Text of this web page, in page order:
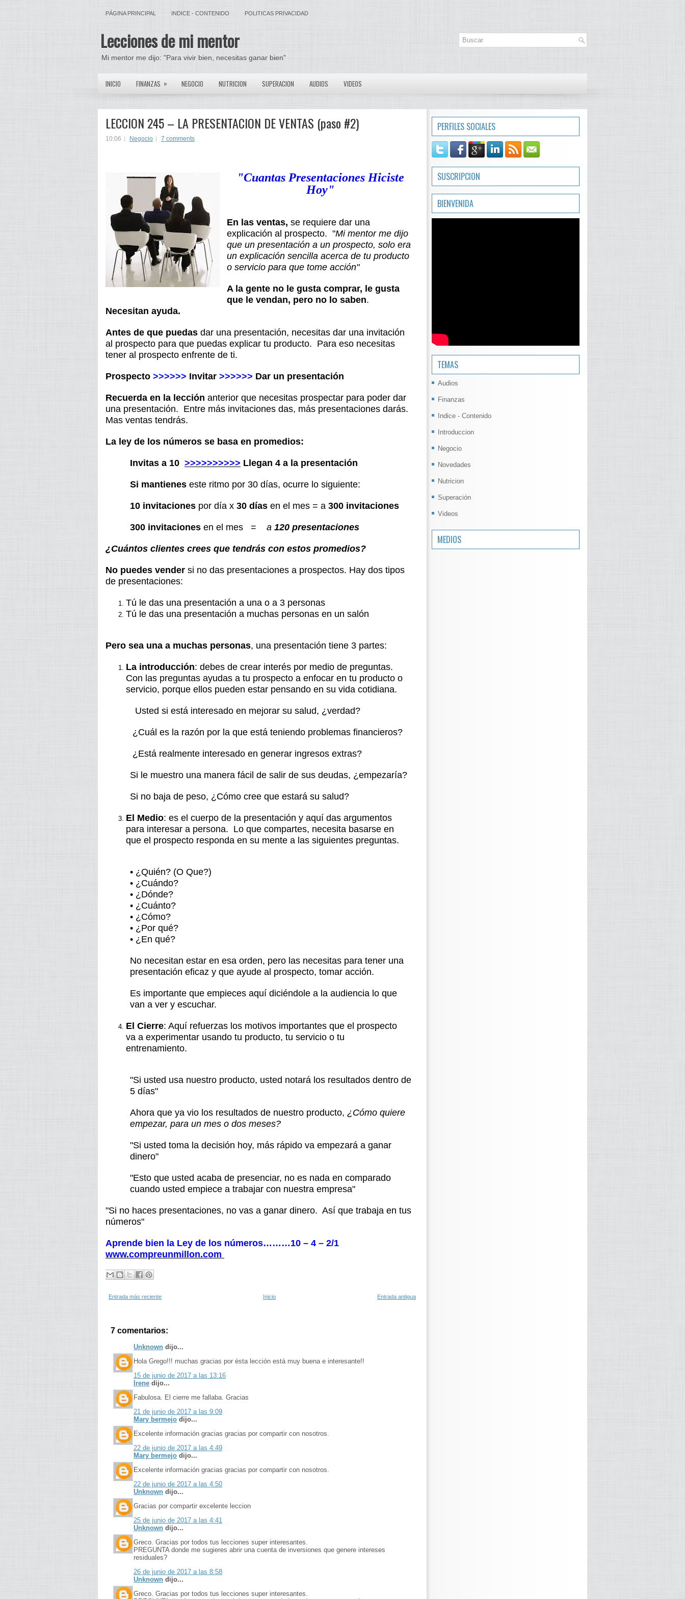
PÁGINA PRINCIPAL INDICE - CONTENIDO POLITICAS PRIVACIDAD
Lecciones de mi mentor
Mi mentor me dijo: "Para vivir bien, necesitas ganar bien"
INICIO FINANZAS » NEGOCIO NUTRICION SUPERACION AUDIOS VIDEOS
LECCION 245 – LA PRESENTACION DE VENTAS (paso #2)
10:06 Negocio 7 comments
"Cuantas Presentaciones Hiciste
Hoy"
En las ventas, se requiere dar una
explicación al prospecto. "Mi mentor me dijo
que un presentación a un prospecto, solo era
un explicación sencilla acerca de tu producto
o servicio para que tome acción"
A la gente no le gusta comprar, le gusta
que le vendan, pero no lo saben.
Necesitan ayuda.
Antes de que puedas dar una presentación, necesitas dar una invitación
al prospecto para que puedas explicar tu producto. Para eso necesitas
tener al prospecto enfrente de ti.
Prospecto >>>>>> Invitar >>>>>> Dar un presentación
Recuerda en la lección anterior que necesitas prospectar para poder dar
una presentación. Entre más invitaciones das, más presentaciones darás.
Mas ventas tendrás.
La ley de los números se basa en promedios:
Invitas a 10 >>>>>>>>>> Llegan 4 a la presentación
Si mantienes este ritmo por 30 días, ocurre lo siguiente:
10 invitaciones por día x 30 días en el mes = a 300 invitaciones
300 invitaciones en el mes = a 120 presentaciones
¿Cuántos clientes crees que tendrás con estos promedios?
No puedes vender si no das presentaciones a prospectos. Hay dos tipos
de presentaciones:
Tú le das una presentación a una o a 3 personas
Tú le das una presentación a muchas personas en un salón
Pero sea una a muchas personas, una presentación tiene 3 partes:
La introducción: debes de crear interés por medio de preguntas.
Con las preguntas ayudas a tu prospecto a enfocar en tu producto o
servicio, porque ellos pueden estar pensando en su vida cotidiana.
Usted si está interesado en mejorar su salud, ¿verdad?
¿Cuál es la razón por la que está teniendo problemas financieros?
¿Está realmente interesado en generar ingresos extras?
Si le muestro una manera fácil de salir de sus deudas, ¿empezaría?
Si no baja de peso, ¿Cómo cree que estará su salud?
El Medio: es el cuerpo de la presentación y aquí das argumentos
para interesar a persona. Lo que compartes, necesita basarse en
que el prospecto responda en su mente a las siguientes preguntas.
• ¿Quién? (O Que?)
• ¿Cuándo?
• ¿Dónde?
• ¿Cuánto?
• ¿Cómo?
• ¿Por qué?
• ¿En qué?
No necesitan estar en esa orden, pero las necesitas para tener una
presentación eficaz y que ayude al prospecto, tomar acción.
Es importante que empieces aquí diciéndole a la audiencia lo que
van a ver y escuchar.
El Cierre: Aquí refuerzas los motivos importantes que el prospecto
va a experimentar usando tu producto, tu servicio o tu
entrenamiento.
"Si usted usa nuestro producto, usted notará los resultados dentro de
5 días"
Ahora que ya vio los resultados de nuestro producto, ¿Cómo quiere
empezar, para un mes o dos meses?
"Si usted toma la decisión hoy, más rápido va empezará a ganar
dinero"
"Esto que usted acaba de presenciar, no es nada en comparado
cuando usted empiece a trabajar con nuestra empresa"
"Si no haces presentaciones, no vas a ganar dinero. Así que trabaja en tus
números"
Aprende bien la Ley de los números………10 – 4 – 2/1
www.compreunmillon.com
Entrada más reciente Entrada antigua
Inicio
7 comentarios:
Unknown dijo...
Hola Grego!!! muchas gracias por ésta lección está muy buena e interesante!!
15 de junio de 2017 a las 13:16
Irene dijo...
Fabulosa. El cierre me fallaba. Gracias
21 de junio de 2017 a las 9:09
Mary bermejo dijo...
Excelente información gracias gracias por compartir con nosotros.
22 de junio de 2017 a las 4:49
Mary bermejo dijo...
Excelente información gracias gracias por compartir con nosotros.
22 de junio de 2017 a las 4:50
Unknown dijo...
Gracias por compartir excelente leccion
25 de junio de 2017 a las 4:41
Unknown dijo...
Greco. Gracias por todos tus lecciones super interesantes.
PREGUNTA donde me sugieres abrir una cuenta de inversiones que genere intereses
residuales?
26 de junio de 2017 a las 8:58
Unknown dijo...
Greco. Gracias por todos tus lecciones super interesantes.
PERFILES SOCIALES
SUSCRIPCION
BIENVENIDA
TEMAS
Audios
Finanzas
Indice - Contenido
Introduccion
Negocio
Novedades
Nutricion
Superación
Videos
MEDIOS